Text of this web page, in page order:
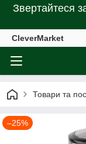
Звертайтеся
CleverMarket
Товари та
–25%